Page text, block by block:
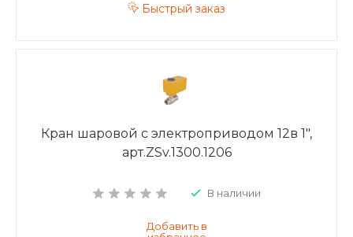
Быстрый заказ
Кран шаровой с электроприводом 12в 1",
арт.ZSv.1300.1206
В наличии